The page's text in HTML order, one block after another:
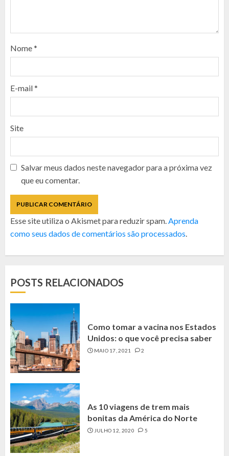
Nome*
E-mail*
Site
Salvar meus dados neste navegador para a próxima vez
que eu comentar.
Esse site utiliza o Akismet para reduzir spam. Aprenda
como seus dados de comentários são processados
POSTS RELACIONADOS
Como tomar a vacina nos Estados
Unidos: o que você precisa saber
MAIO 17, 2021 2
As 10 viagens de trem mais
bonitas da América do Norte
JULHO 12, 2020 5